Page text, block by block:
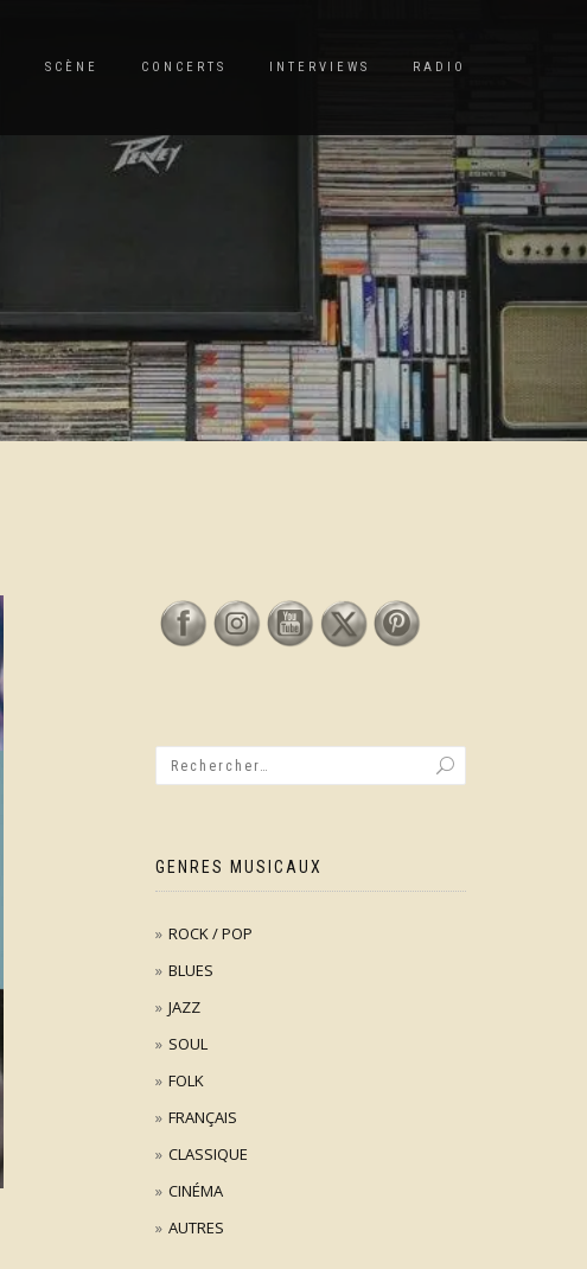
SCÈNE CONCERTS INTERVIEWS RADIO
GENRES MUSICAUX
ROCK / POP
BLUES
JAZZ
SOUL
FOLK
FRANÇAIS
CLASSIQUE
CINÉMA
AUTRES